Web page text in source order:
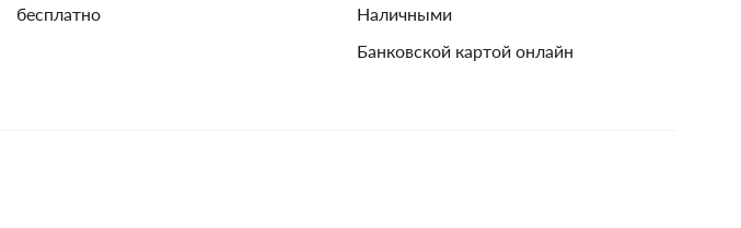
бесплатно
Наличными
Банковской картой онлайн